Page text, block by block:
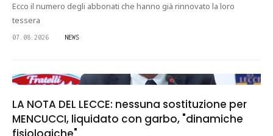
Ecco il numero degli abbonati che hanno già rinnovato la loro
tessera
07.08.2026 NEWS
LA NOTA DEL LECCE: nessuna sostituzione per
MENCUCCI, liquidato con garbo, "dinamiche